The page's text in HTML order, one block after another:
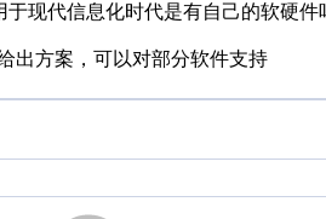
于现代信息化时代是有自己的软硬
出方案，可以对部分软件支持